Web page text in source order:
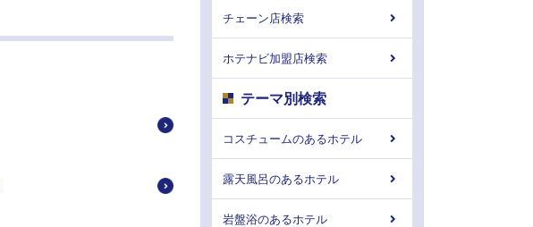
チェーン店検索
ホテナビ加盟店検索
テーマ別検索
コスチュームのあるホテル
露天風呂のあるホテル
岩盤浴のあるホテル